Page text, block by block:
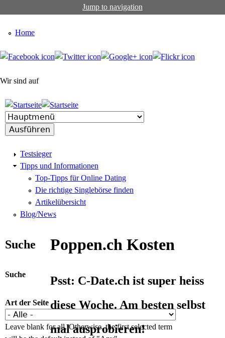
Jump to navigation
Home
Wir sind auf
Testsieger
Tipps und Informationen
Top-Tipps für Online Dating
Die richtige Singlebörse finden
Artikelübersicht
Blog/News
Poppen.ch Kosten
Psst: C-Date.ch ist super heiss
diese Woche. Am besten selbst
mal ausprobieren!
Suche
Suche
Art der Seite
Leave blank for all. Otherwise, the first selected term